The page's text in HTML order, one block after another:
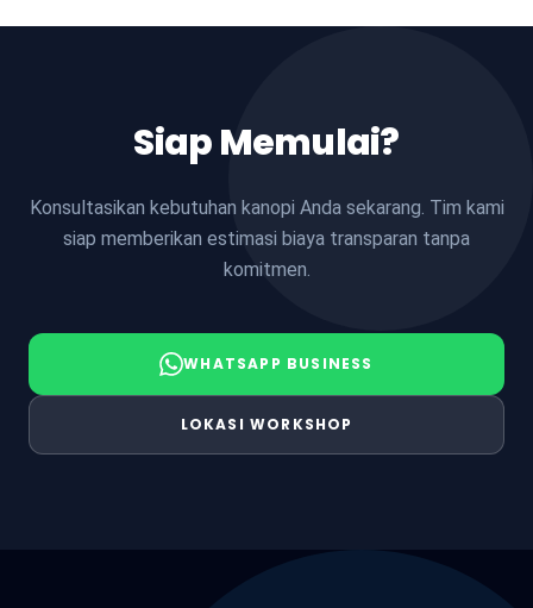
Siap Memulai?
Konsultasikan kebutuhan kanopi Anda sekarang. Tim kami
siap memberikan estimasi biaya transparan tanpa
komitmen.
WHATSAPP BUSINESS
LOKASI WORKSHOP